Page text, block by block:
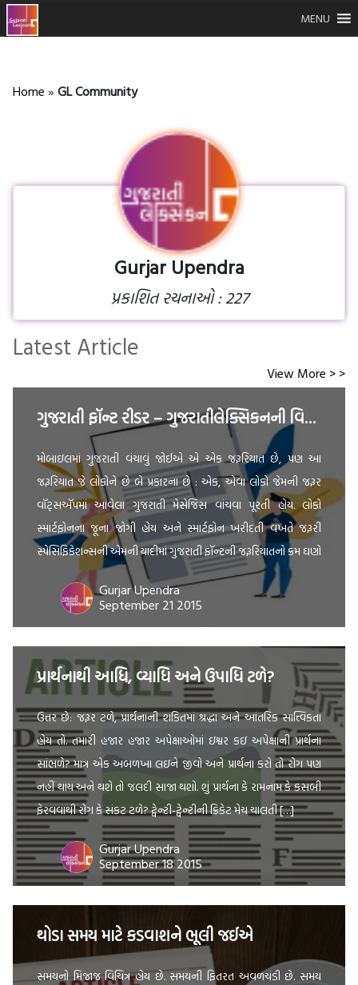
MENU
Home » GL Community
Gurjar Upendra
પ્રકાશિત રચનાઓ : 227
Latest Article
View More > >
ગુજરાતી ફૉન્ટ રીડર – ગુજરાતીલેક્સિકનની વિશેષ પ્રસ્તુતિ
મોબાઇલમાં ગુજરાતી વંચાવું જોઈએ એ એક જરૂરિયાત છે, પણ આ
જરૂરિયાત જે લોકોને છે બે પ્રકારના છે : એક, એવા લોકો જેમની જરૂર
વૉટ્સઍપમાં આવેલા ગુજરાતી મેસેજિસ વાંચવા પૂરતી હોય. લોકો
સ્માર્ટફોનના જૂના જોગી હોય અને સ્માર્ટફોન ખરીદતી વખતે જરૂરી
સ્પેસિફિકેશન્સની એમની યાદીમાં ગુજરાતી ફૉન્ટની જરૂરિયાતનો ક્રમ ઘણો
નીચે હોય. બીજો પ્રકાર એવા લોકોનો છે, […]
Gurjar Upendra
September 21 2015
પ્રાર્થનાથી આધિ, વ્યાધિ અને ઉપાધિ ટળે?
ઉત્તર છે: જરૂર ટળે, પ્રાર્થનાની શકિતમાં શ્રદ્ધા અને આંતરિક સાત્ત્વિકતા
હોય તો. તમારી હજાર હજાર અપેક્ષાઓમાં ઇશ્વર કઇ અપેક્ષાની પ્રાર્થના
સાંભળે? માત્ર એક અબળખા લઇને જીવો અને પ્રાર્થના કરો તો રોગ પણ
નહીં થાય અને થશે તો જલદી સાજા થશો. શું પ્રાર્થના કે રામનામ કે કસબી
ફેરવવાથી રોગ કે સંકટ ટળે? ટ્વેન્ટી-ટ્વેન્ટીની ક્રિકેટ મેચ ચાલતી […]
Gurjar Upendra
September 18 2015
થોડા સમય માટે કડવાશને ભૂલી જઈએ
સમયનો મિજાજ વિચિત્ર હોય છે. સમયની ફિતરત અવળચંડી છે. સમય